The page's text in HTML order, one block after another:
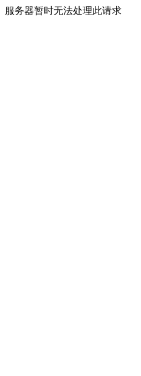
服务器暂时无法处理此请求